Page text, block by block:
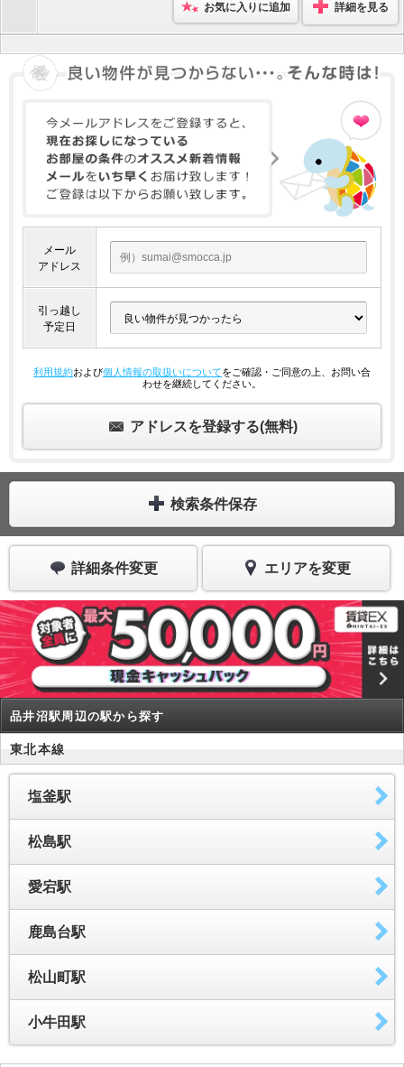
お気に入りに追加 詳細を見る
メール
アドレス
引っ越し
予定日
利用規約および個人情報の取扱いについてをご確認・ご同意の上、お問い合
わせを継続してください。
アドレスを登録する(無料)
検索条件保存
詳細条件変更 エリアを変更
品井沼駅周辺の駅から探す
東北本線
塩釜駅
松島駅
愛宕駅
鹿島台駅
松山町駅
小牛田駅